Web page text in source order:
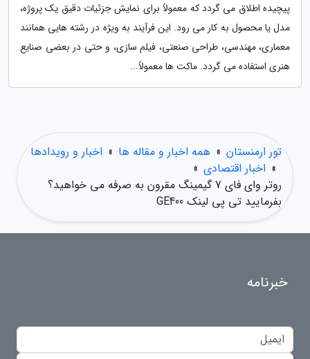
پیچیده اطلاق می گردد که معمولاً برای نمایش جزئیات دقیق یک پروژه،
مدل یا محصول به کار می رود. این فرآیند به ویژه در رشته هایی همانند
معماری، مهندسی، طراحی صنعتی، فیلم سازی، و حتی در بعضی صنایع
هنری استفاده می گردد. ماکت ها معمولاً...
تور ارمنستان » همه اخبار و مقاله ها » اخبار و رویدادها
» اخبار اقتصادی »
روتر وای فای 7 گیمینگ مقرون به صرفه می خواهید؟
بفرمایید تی پی لینک GE400
خبرنامه